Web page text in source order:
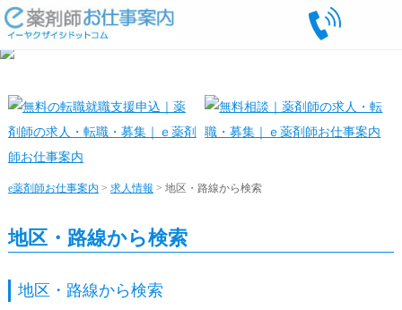
e薬剤師お仕事案内 > 求人情報 > 地区・路線から検索
地区・路線から検索
地区・路線から検索